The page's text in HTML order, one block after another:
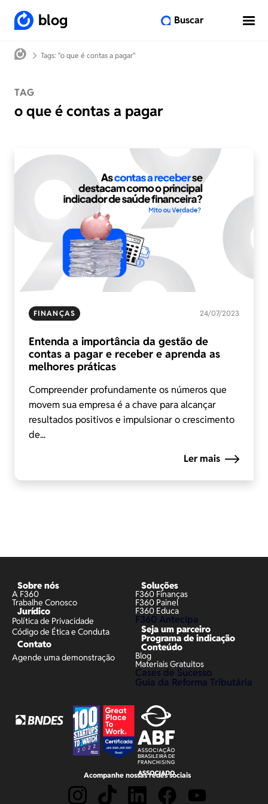
blog Buscar
Tags: "o que é contas a pagar"
TAG
o que é contas a pagar
FINANÇAS 24/07/2023
Entenda a importância da gestão de
contas a pagar e receber e aprenda as
melhores práticas
Compreender profundamente os números que
movem sua empresa é a chave para alcançar
resultados positivos e impulsionar o crescimento
de...
Ler mais
Sobre nós
A F360
Trabalhe Conosco
Jurídico
Política de Privacidade
Código de Ética e Conduta
Contato
Agende uma demonstração
Soluções
F360 Finanças
F360 Painel
F360 Educa
F360 Antecipa
Seja um parceiro
Programa de indicação
Conteúdo
Blog
Materiais Gratuitos
Cases de Sucesso
Guia da Reforma Tributária
Acompanhe nossas redes sociais